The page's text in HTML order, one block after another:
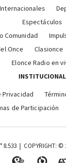
Internacionales
Espectáculos
Comunidad
Once
Clasionce
Elonce Radio en
INSTITUCIONAL
Privacidad
de Participación
8.533 | COPYRIGHT: ©